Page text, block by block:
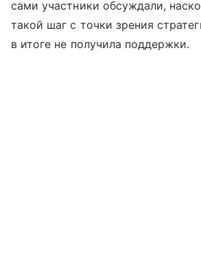
сами участники обсуждали,
такой шаг с точки зрения
в итоге не получила поддержки.